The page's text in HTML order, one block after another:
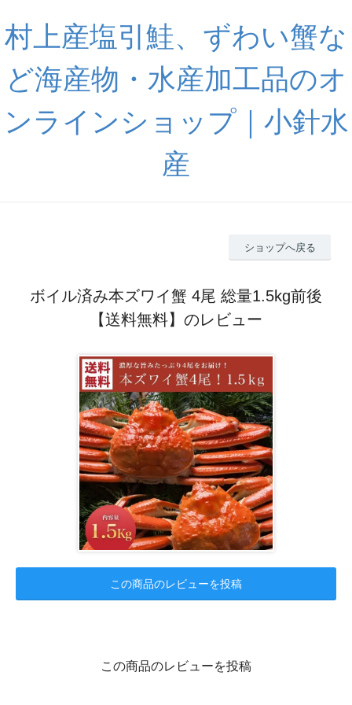
村上産塩引鮭、ずわい蟹な
ど海産物・水産加工品のオ
ンラインショップ｜小針水
産
ショップへ戻る
ボイル済み本ズワイ蟹 4尾 総量1.5kg前後
【送料無料】のレビュー
この商品のレビューを投稿
この商品のレビューを投稿